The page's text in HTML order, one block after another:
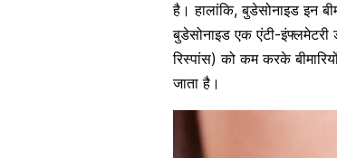
है। हालांकि, बुडेसोनाइड इन
बुडेसोनाइड एक एंटी-इंफ्लमेटरी
रिस्पांस) को कम करके
जाता है।